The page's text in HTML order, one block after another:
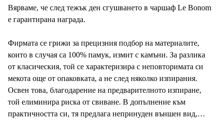
Вярваме, че след тежък ден сгушването в чаршаф Le Bonom
е гарантирана награда.
Фирмата се грижи за прецизния подбор на материалите,
които в случая са 100% памук, измит с камъни. За разлика
от класическия, той се характеризира с неповторимата си
мекота още от опаковката, а не след няколко изпирания.
Освен това, благодарение на предварителното изпиране,
той елиминира риска от свиване. В допълнение към
практичността си, тя предлага непринуден външен вид,